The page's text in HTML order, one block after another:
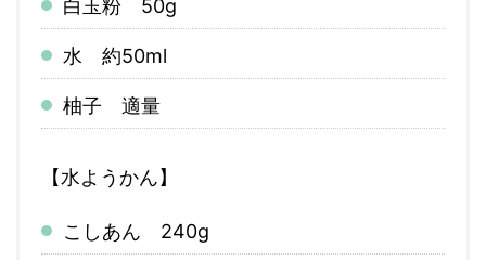
白玉粉 50g
水 約50ml
柚子 適量
【水ようかん】
こしあん 240g